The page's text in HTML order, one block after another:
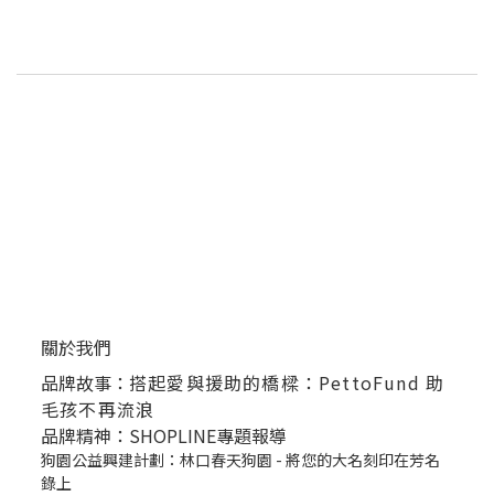
關於我們
品牌故事： 搭起愛與援助的橋樑：PettoFund 助
毛孩不再流浪
品牌精神：SHOPLINE專題報導
狗園公益興建計劃：林口春天狗園 - 將您的大名刻印在芳名
錄上